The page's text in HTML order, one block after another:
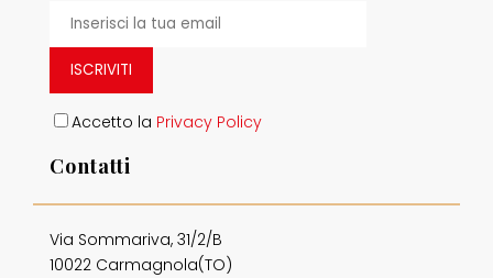
ISCRIVITI
Accetto la Privacy Policy
Contatti
Via Sommariva, 31/2/B
10022 Carmagnola(TO)